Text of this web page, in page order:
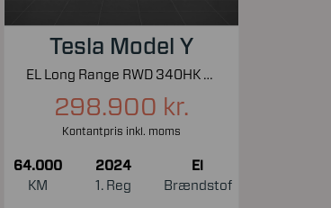
Tesla Model Y
EL Long Range RWD 340HK 5d Aut.
298.900 kr.
Kontantpris inkl. moms
64.000
KM
2024
1. Reg
El
Brændstof